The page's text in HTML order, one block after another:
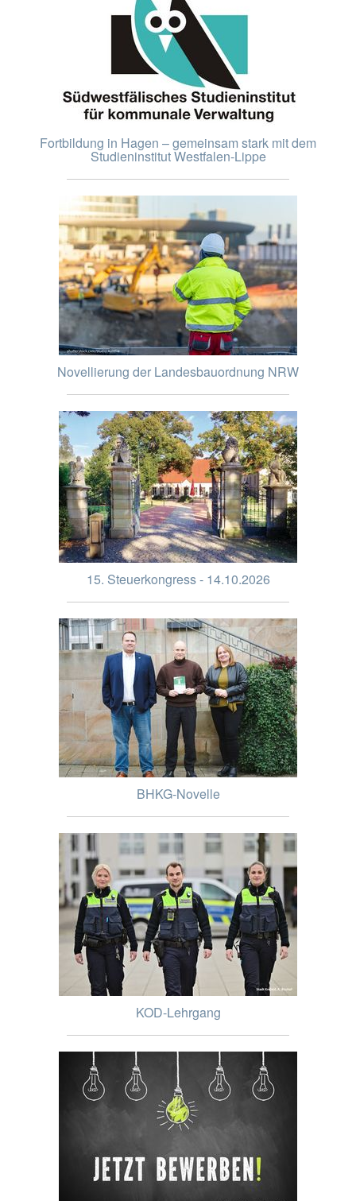
Fortbildung in Hagen – gemeinsam stark mit dem
Studieninstitut Westfalen-Lippe
Novellierung der Landesbauordnung NRW
15. Steuerkongress - 14.10.2026
BHKG-Novelle
KOD-Lehrgang